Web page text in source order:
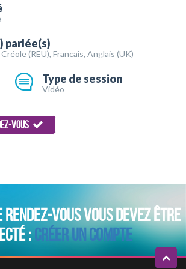
parlée(s)
(REU), Francais, Anglais (UK)
Type de session
Vidéo
VOUS
RENDEZ-VOUS VOUS DEVEZ ÊTRE
:CRÉER UN COMPTE